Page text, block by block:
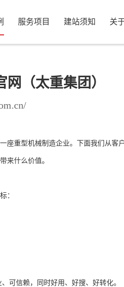
服务项目 建站须知 关
（太重集团）
座重型机械制造企业。下面我们从客
来什么价值。
：
可信赖，同时好用、好搜、好转化。